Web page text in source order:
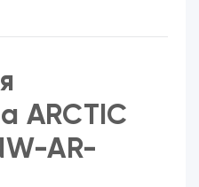
ARCTIC
AR-